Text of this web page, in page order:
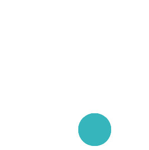
Заказать